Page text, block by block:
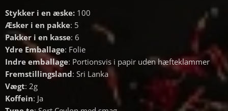
Stykker i en æske: 100
Æsker i en pakke: 5
Pakker i en kasse: 6
Ydre Emballage: Folie
Indre emballage: Portionsvis i papir uden hæfteklammer
Fremstillingsland: Sri Lanka
Vægt: 2g
Koffein: Ja